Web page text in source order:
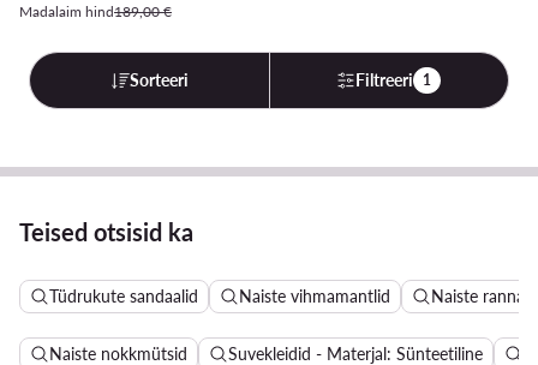
Madalaim hind189,00 €
Sorteeri Filtreeri 1
Teised otsisid ka
Tüdrukute sandaalid Naiste vihmamantlid Naiste
Naiste nokkmütsid Suvekleidid - Materjal: Sünteetiline